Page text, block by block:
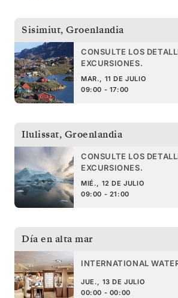
Sisimiut, Groenlandia
CONSULTE LOS
EXCURSIONES.
MAR., 11 DE JULIO
09:00 - 17:00
Ilulissat, Groenlandia
CONSULTE LOS
EXCURSIONES.
MIÉ., 12 DE JULIO
09:00 - 21:00
Día en alta mar
INTERNATIONAL
JUE., 13 DE JULIO
00:00 - 00:00